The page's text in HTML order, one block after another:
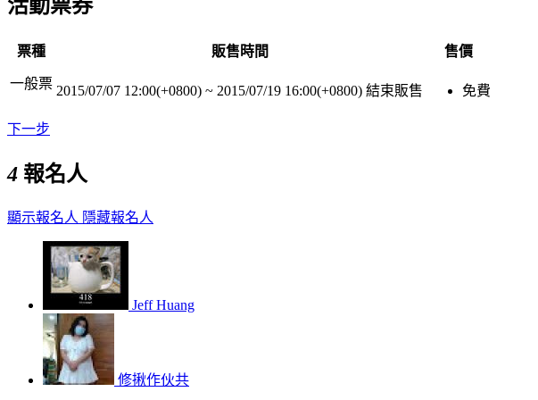
活動票券
票種 販售時間 售價
一般票 2015/07/07 12:00(+0800) ~ 2015/07/19 16:00(+0800) 結束販售 免費
下一步
4 報名人
顯示報名人 隱藏報名人
Jeff Huang
修揪作伙共